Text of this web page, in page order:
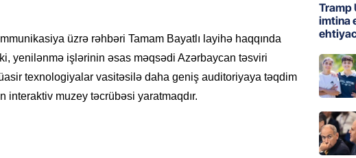
üzrə rəhbəri Tamam Bayatlı layihə haqqında
yenilənmə işlərinin əsas məqsədi Azərbaycan təsviri
texnologiyalar vasitəsilə daha geniş auditoriyaya təqdim
interaktiv muzey təcrübəsi yaratmaqdır.
GÜNDƏM
ilə
GÜNDƏM
Tramp
imtina